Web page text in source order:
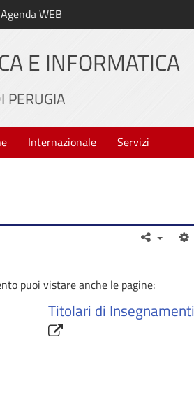
Agenda WEB
E INFORMATICA
PERUGIA
Internazionale Servizi
puoi vistare anche le pagine:
Titolari di Insegnamenti